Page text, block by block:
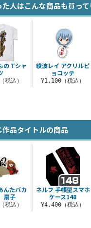
た人はこんな商品も買っ
の Tシャ
税込）
綾波レイ アクリルピ
ョコッテ
¥1,100（税込）
品タイトルの商品
んたバカ
扇子
税込）
ネルフ 手帳型スマホ
ケース148
¥4,400（税込）